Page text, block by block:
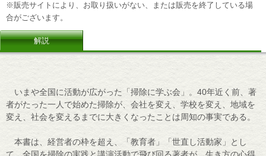
※販売サイトにより、お取り扱いがない、または販売を終了している場
合がございます。
解説
いまや全国に活動が広がった「掃除に学ぶ会」。40年近く前、著
者がたった一人で始めた掃除が、会社を変え、学校を変え、地域を
変え、社会を変えるまでに大きくなったことは周知の事実である。
本書は、経営者の枠を超え、「教育者」「世直し活動家」とし